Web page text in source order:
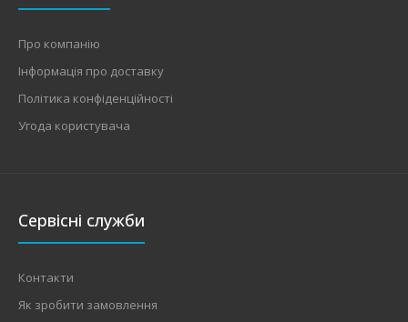
Про компанію
Інформація про доставку
Політика конфіденційності
Угода користувача
Сервісні служби
Контакти
Як зробити замовлення